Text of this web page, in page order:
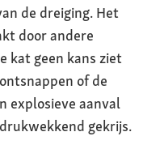
de dreiging. Het
door andere
kat geen kans ziet
of de
explosieve aanval
gekrijs.